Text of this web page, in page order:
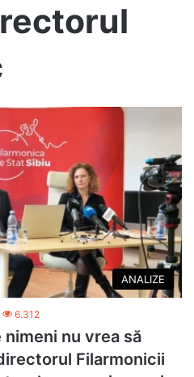
ANALIZE
6.312
nu vrea să
Filarmonicii